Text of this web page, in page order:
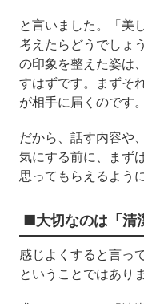
と言いました。「美
考えたらどうでしょ
の印象を整えた姿は
すはずです。まずそ
が相手に届くのです。
だから、話す内容や
気にする前に、まず
思ってもらえるよう
■大切なのは「清
感じよくすると言っ
ということではあり